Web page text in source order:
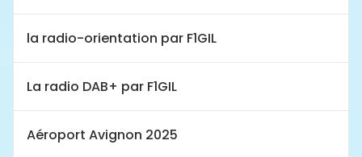
la radio-orientation par F1GIL
La radio DAB+ par F1GIL
Aéroport Avignon 2025